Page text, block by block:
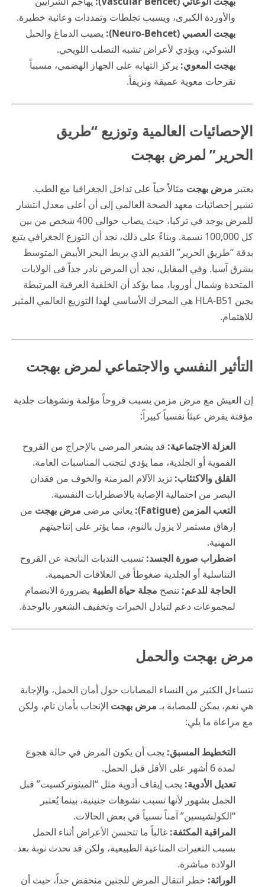
والأوردة الكبرى، ويسبب تجلطات وتمددات وعائية خطيرة.
بهجت العصبي (Neuro-Behcet):
يصيب الدماغ والحبل
الشوكي، ويؤدي لأعراض تشبه التصلب اللويحي.
بهجت المعوي: يركز التهابه على الجهاز الهضمي، مسبباً
تقرحات معوية عميقة ونزيفاً.
الإحصائيات العالمية وتوزيع “طريق
الحرير” لمرض بهجت
يعتبر مرض بهجت مثالاً حياً على تداخل الجغرافيا مع الطب.
تشير إحصائيات معهد الصحة العالمي إلى أن أعلى معدل انتشار
للمرض يوجد في تركيا، حيث يصاب حوالي 400 شخص من بين
كل 100,000 نسمة. وبناءً على ذلك، نجد أن التوزع الجغرافي يتبع
بدقة “طريق الحرير” القديم الذي يربط البحر الأبيض المتوسط
بشرق آسيا. وفي المقابل، نجد أن المرض نادر جداً في الولايات
المتحدة وشمال أوروبا، مما يؤكد أن الخلفية العرقية المرتبطة
بجين HLA-B51 هي المحرك الأساسي لهذا التوزيع العالمي المثير
للاهتمام.
التأثير النفسي والاجتماعي لمرض بهجت
إن العيش مع مرض مزمن يسبب قروحاً مؤلمة وتشوهات جلدية
مؤقتة يفرض عبئاً نفسياً كبيراً:
العزلة الاجتماعية: قد يشعر المرضى بالإحراج من القروح
الفموية أو الجلدية، مما يؤدي لتجنب المناسبات العامة.
القلق والاكتئاب: تزيد الآلام المزمنة والخوف من فقدان
البصر من احتمالية الإصابة بالاضطرابات النفسية.
التعب المزمن (Fatigue):
يعاني مرضى مرض بهجت من
إرهاق مستمر لا يزول بالنوم، مما يؤثر على إنتاجيتهم
المهنية.
اضطراب صورة الجسد: تسبب الندبات الناتجة عن القروح
التناسلية أو الجلدية ضغوطاً في العلاقات الحميمية.
الحاجة للدعم: تنصح مجلة حياة الطبية بضرورة الانضمام
لمجموعات دعم لتبادل الخبرات وتخفيف الشعور بالوحدة.
مرض بهجت والحمل
تتساءل الكثير من النساء المصابات حول أمان الحمل، والإجابة
هي نعم، يمكن للمصابة بـمرض بهجت الإنجاب بأمان تام، ولكن
مع مراعاة ما يلي:
التخطيط المسبق: يجب أن يكون المرض في حالة هجوع
لمدة 6 أشهر على الأقل قبل الحمل.
تعديل الأدوية: يجب إيقاف أدوية مثل “الميثوتركسيت” قبل
الحمل بشهور لأنها تسبب تشوهات جنينية، بينما يُعتبر
“الكولشيسين” آمناً نسبياً في بعض الحالات.
المراقبة المكثفة: غالباً ما تتحسن الأعراض أثناء الحمل
بسبب التغيرات المناعية الطبيعية، ولكن قد تحدث نوبة بعد
الولادة مباشرة.
الوراثة: خطر انتقال المرض للجنين منخفض جداً، حيث أن